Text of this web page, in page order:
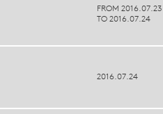
FROM 2016.07.23
TO 2016.07.24
2016.07.24